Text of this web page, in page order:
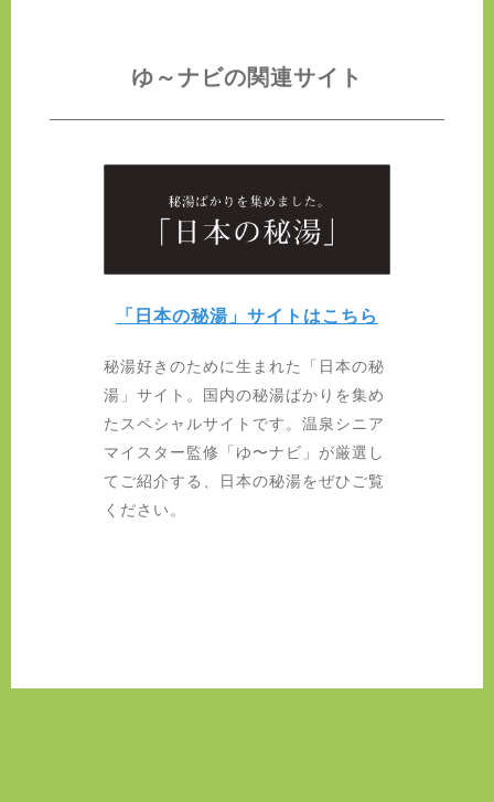
ゆ～ナビの関連サイト
「日本の秘湯」サイトはこちら
秘湯好きのために生まれた「日本の秘
湯」サイト。国内の秘湯ばかりを集め
たスペシャルサイトです。温泉シニア
マイスター監修「ゆ〜ナビ」が厳選し
てご紹介する、日本の秘湯をぜひご覧
ください。